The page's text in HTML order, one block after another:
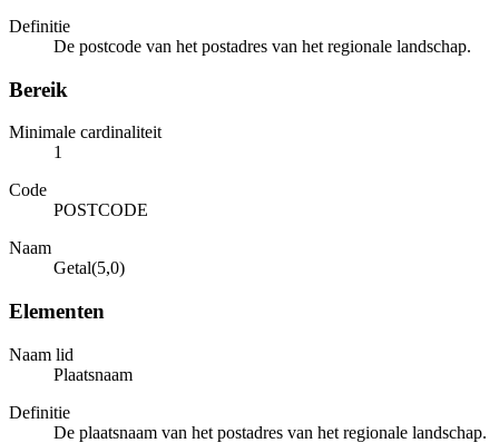
Definitie
De postcode van het postadres van het regionale landschap.
Bereik
Minimale cardinaliteit
1
Code
POSTCODE
Naam
Getal(5,0)
Elementen
Naam lid
Plaatsnaam
Definitie
De plaatsnaam van het postadres van het regionale landschap.